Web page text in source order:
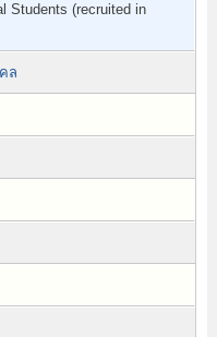
Students (recruited in
ล